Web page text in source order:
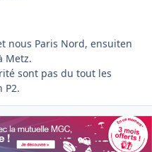
nous Paris Nord, ensuiten
Metz.
sont pas du tout les
P2.